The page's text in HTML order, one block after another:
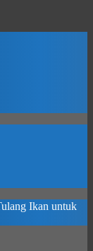
Ikan untuk